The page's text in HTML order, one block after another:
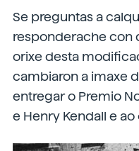
Se preguntas a
responderache con
orixe desta
cambiaron a imaxe
entregar o Premio
e Henry Kendall e ao